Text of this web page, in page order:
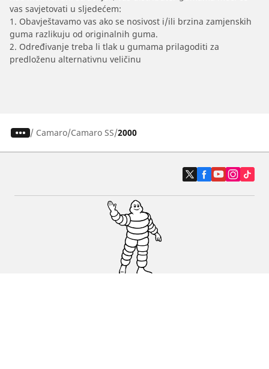
vas savjetovati u sljedećem:
1. Obavještavamo vas ako se nosivost i/ili brzina zamjenskih
guma razlikuju od originalnih guma.
2. Određivanje treba li tlak u gumama prilagoditi za
predloženu alternativnu veličinu
/ Camaro Camaro SS 2000